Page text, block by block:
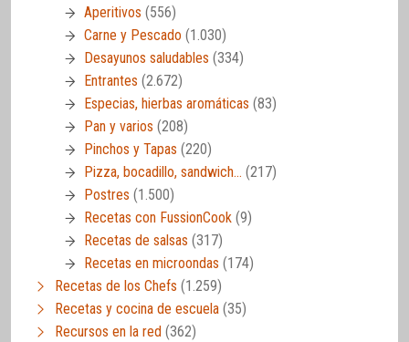
Aperitivos (556)
Carne y Pescado (1.030)
Desayunos saludables (334)
Entrantes (2.672)
Especias, hierbas aromáticas (83)
Pan y varios (208)
Pinchos y Tapas (220)
Pizza, bocadillo, sandwich… (217)
Postres (1.500)
Recetas con FussionCook (9)
Recetas de salsas (317)
Recetas en microondas (174)
Recetas de los Chefs (1.259)
Recetas y cocina de escuela (35)
Recursos en la red (362)